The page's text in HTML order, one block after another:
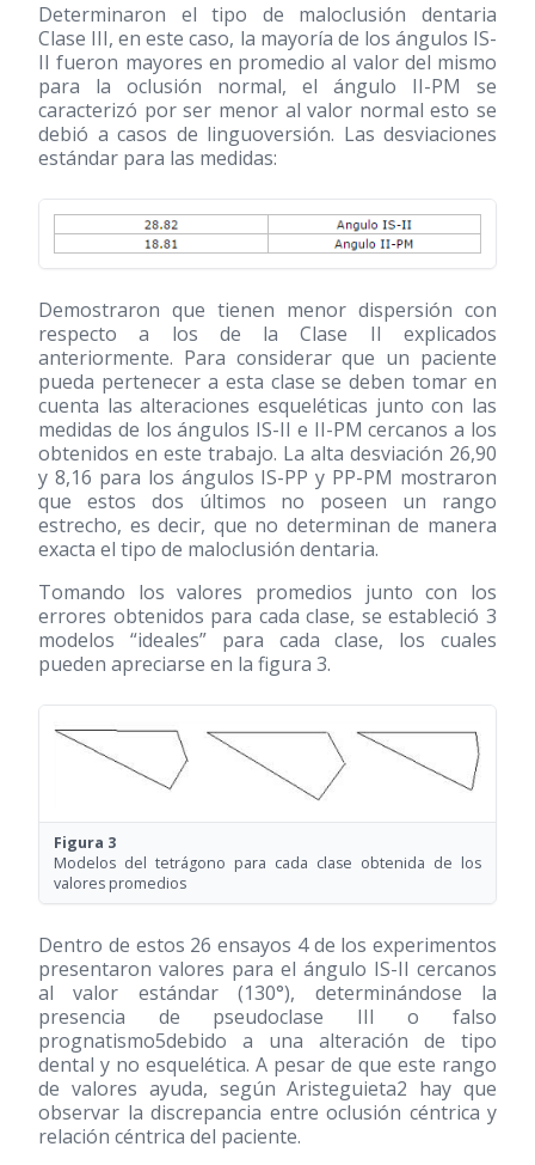
Determinaron el tipo de maloclusión dentaria
Clase III, en este caso, la mayoría de los ángulos IS-
II fueron mayores en promedio al valor del mismo
para la oclusión normal, el ángulo II-PM se
caracterizó por ser menor al valor normal esto se
debió a casos de linguoversión. Las desviaciones
estándar para las medidas:
Demostraron que tienen menor dispersión con
respecto a los de la Clase II explicados
anteriormente. Para considerar que un paciente
pueda pertenecer a esta clase se deben tomar en
cuenta las alteraciones esqueléticas junto con las
medidas de los ángulos IS-II e II-PM cercanos a los
obtenidos en este trabajo. La alta desviación 26,90
y 8,16 para los ángulos IS-PP y PP-PM mostraron
que estos dos últimos no poseen un rango
estrecho, es decir, que no determinan de manera
exacta el tipo de maloclusión dentaria.
Tomando los valores promedios junto con los
errores obtenidos para cada clase, se estableció 3
modelos “ideales” para cada clase, los cuales
pueden apreciarse en la figura 3.
Figura 3
Modelos del tetrágono para cada clase obtenida de los
valores promedios
Dentro de estos 26 ensayos 4 de los experimentos
presentaron valores para el ángulo IS-II cercanos
al valor estándar (130°), determinándose la
presencia de pseudoclase III o falso
prognatismo5debido a una alteración de tipo
dental y no esquelética. A pesar de que este rango
de valores ayuda, según Aristeguieta2 hay que
observar la discrepancia entre oclusión céntrica y
relación céntrica del paciente.